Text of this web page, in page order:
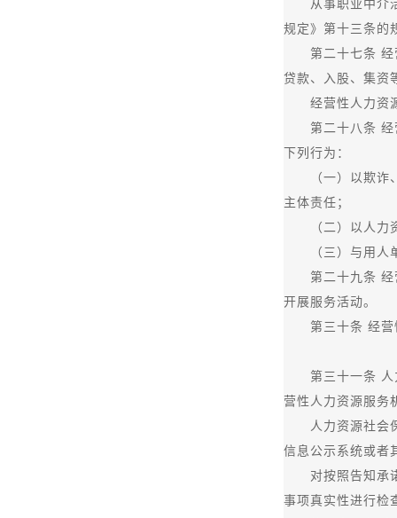
从事职业中介活
规定》第十三条的
第二十七条 经营
贷款、入股、集资
经营性人力资源
第二十八条 经营
下列行为：
（一）以欺诈、
主体责任；
（二）以人力资
（三）与用人单
第二十九条 经营
开展服务活动。
第三十条 经营性
第三十一条 人力
营性人力资源服务
人力资源社会保
信息公示系统或者
对按照告知承诺
事项真实性进行检